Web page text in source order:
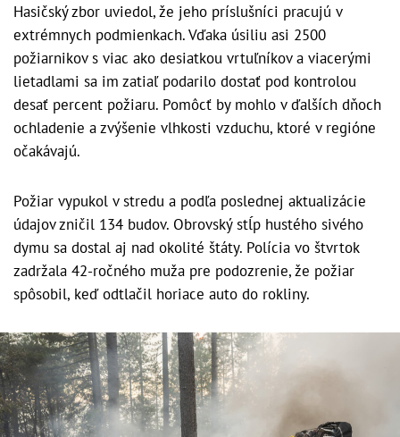
Hasičský zbor uviedol, že jeho príslušníci pracujú v
extrémnych podmienkach. Vďaka úsiliu asi 2500
požiarnikov s viac ako desiatkou vrtuľníkov a viacerými
lietadlami sa im zatiaľ podarilo dostať pod kontrolou
desať percent požiaru. Pomôcť by mohlo v ďalších dňoch
ochladenie a zvýšenie vlhkosti vzduchu, ktoré v regióne
očakávajú.
Požiar vypukol v stredu a podľa poslednej aktualizácie
údajov zničil 134 budov. Obrovský stĺp hustého sivého
dymu sa dostal aj nad okolité štáty. Polícia vo štvrtok
zadržala 42-ročného muža pre podozrenie, že požiar
spôsobil, keď odtlačil horiace auto do rokliny.